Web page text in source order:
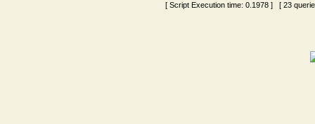
[ Script Execution time: 0.1978 ] [ 23